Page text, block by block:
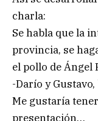
charla:
Se habla que la
provincia, se
el pollo de Ángel
-Darío y
Me gustaría
presentación…